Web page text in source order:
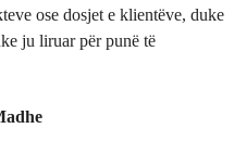
ose dosjet e klientëve, duke
ju liruar për punë të